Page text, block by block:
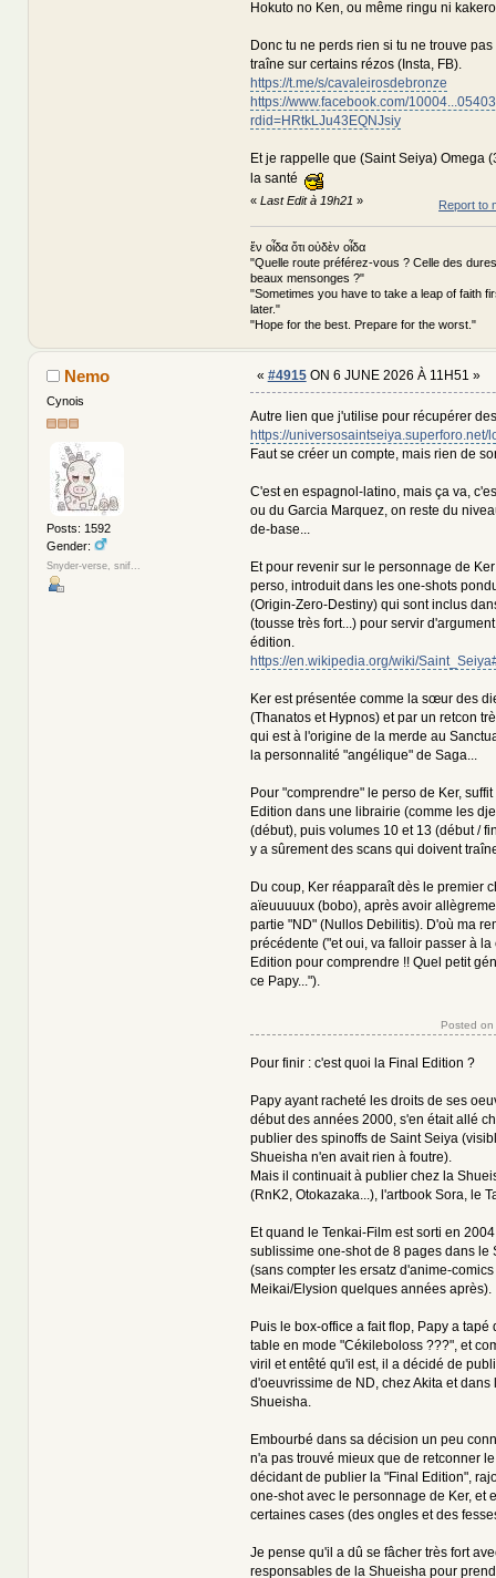
Hokuto no Ken, ou même ringu ni
Donc tu ne perds rien si tu ne trouve
traîne sur certains rézos (Insta, FB).
https://t.me/s/cavaleirosdebronze
https://www.facebook.com/
rdid=HRtkLJu43EQNJsiy
Et je rappelle que (Saint Seiya) Omega
la santé
« Last Edit à 19h21 » Report to
ἕν οἶδα ὅτι οὐδὲν οἶδα
"Quelle route préférez-vous ? Celle des
beaux mensonges ?"
"Sometimes you have to take a leap of faith
later."
"Hope for the best. Prepare for the worst."
Nemo
Cynois
Posts: 1592
Gender:
Snyder-verse, snif...
« #4915ON 6 JUNE 2026 À 11H51 »
Autre lien que j'utilise pour récupérer
https://universosaintseiya.superforo.net/
Faut se créer un compte, mais rien de
C'est en espagnol-latino, mais ça va,
ou du Garcia Marquez, on reste du
de-base...
Et pour revenir sur le personnage de
perso, introduit dans les one-shots
(Origin-Zero-Destiny) qui sont inclus
(tousse très fort...) pour servir
édition.
https://en.wikipedia.org/wiki/
Ker est présentée comme la sœur des
(Thanatos et Hypnos) et par un retcon
qui est à l'origine de la merde au
la personnalité "angélique" de Saga...
Pour "comprendre" le perso de Ker,
Edition dans une librairie (comme les
(début), puis volumes 10 et 13 (début /
y a sûrement des scans qui doivent
Du coup, Ker réapparaît dès le premier
aïeuuuuux (bobo), après avoir
partie "ND" (Nullos Debilitis). D'où ma
précédente ("et oui, va falloir passer à
Edition pour comprendre !! Quel petit
ce Papy...").
Posted
Pour finir : c'est quoi la Final Edition ?
Papy ayant racheté les droits de ses
début des années 2000, s'en était allé
publier des spinoffs de Saint Seiya
Shueisha n'en avait rien à foutre).
Mais il continuait à publier chez la
(RnK2, Otokazaka...), l'artbook Sora, le
Et quand le Tenkai-Film est sorti en
sublissime one-shot de 8 pages dans le
(sans compter les ersatz d'anime-comics
Meikai/Elysion quelques années après).
Puis le box-office a fait flop, Papy a tapé
table en mode "Cékileboloss ???", et
viril et entêté qu'il est, il a décidé de
d'oeuvrissime de ND, chez Akita et dans
Shueisha.
Embourbé dans sa décision un peu
n'a pas trouvé mieux que de retconner
décidant de publier la "Final Edition",
one-shot avec le personnage de Ker, et
certaines cases (des ongles et des
Je pense qu'il a dû se fâcher très fort
responsables de la Shueisha pour